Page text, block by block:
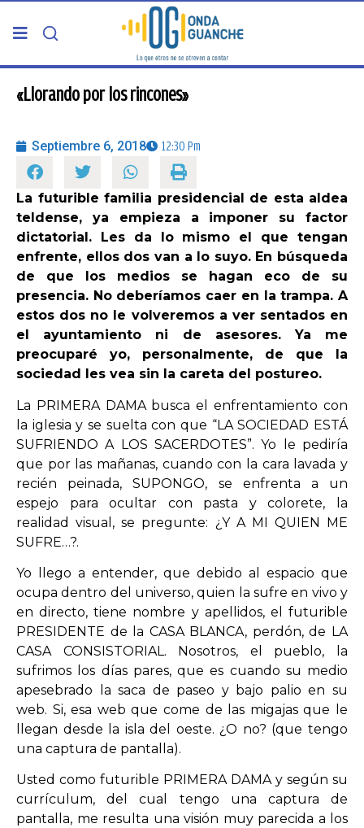
PORTADA
GRAN CANARIA
CANARIAS
5ª COLUMNA
CARTAS DEL DIRECTOR
ENTREVISTAS
OPINIÓN
PROGRAMAS
«Llorando por los rincones»
Septiembre 6, 2018 12:30 Pm
La futurible familia presidencial de esta aldea
teldense, ya empieza a imponer su factor
dictatorial. Les da lo mismo el que tengan
enfrente, ellos dos van a lo suyo. En búsqueda
de que los medios se hagan eco de su
presencia. No deberíamos caer en la trampa. A
estos dos no le volveremos a ver sentados en
el ayuntamiento ni de asesores. Ya me
preocuparé yo, personalmente, de que la
sociedad les vea sin la careta del postureo.
La PRIMERA DAMA busca el enfrentamiento con
la iglesia y se suelta con que “LA SOCIEDAD ESTÁ
SUFRIENDO A LOS SACERDOTES”. Yo le pediría
que por las mañanas, cuando con la cara lavada y
recién peinada, SUPONGO, se enfrenta a un
espejo para ocultar con pasta y colorete, la
realidad visual, se pregunte: ¿Y A MI QUIEN ME
SUFRE…?.
Yo llego a entender, que debido al espacio que
ocupa dentro del universo, quien la sufre en vivo y
en directo, tiene nombre y apellidos, el futurible
PRESIDENTE de la CASA BLANCA, perdón, de LA
CASA CONSISTORIAL. Nosotros, el pueblo, la
sufrimos los días pares, que es cuando su medio
apesebrado la saca de paseo y bajo palio en su
web. Si, esa web que come de las migajas que le
llegan desde la isla del oeste. ¿O no? (que tengo
una captura de pantalla).
Usted como futurible PRIMERA DAMA y según su
currículum, del cual tengo una captura de
pantalla, me resulta una visión muy parecida a los